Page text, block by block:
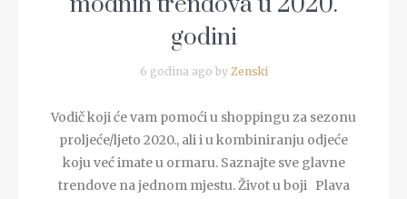
godini
6 godina ago by Zenski
Vodič koji će vam pomoći u shoppingu za sezonu
proljeće/ljeto 2020., ali i u kombiniranju odjeće
koju već imate u ormaru. Saznajte sve glavne
trendove na jednom mjestu. Život u boji Plava